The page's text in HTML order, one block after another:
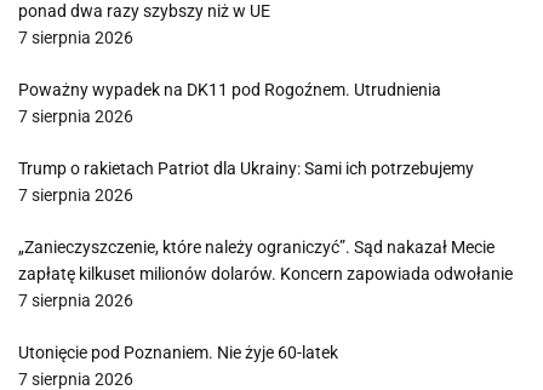
ponad dwa razy szybszy niż w UE
7 sierpnia 2026
Poważny wypadek na DK11 pod Rogoźnem. Utrudnienia
7 sierpnia 2026
Trump o rakietach Patriot dla Ukrainy: Sami ich potrzebujemy
7 sierpnia 2026
„Zanieczyszczenie, które należy ograniczyć”. Sąd nakazał Mecie
zapłatę kilkuset milionów dolarów. Koncern zapowiada odwołanie
7 sierpnia 2026
Utonięcie pod Poznaniem. Nie żyje 60-latek
7 sierpnia 2026